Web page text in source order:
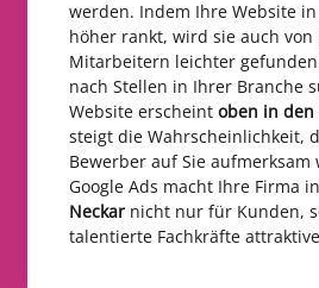
werden. Indem Ihre Website
höher rankt, wird sie auch
Mitarbeitern leichter
nach Stellen in Ihrer Branche
Website erscheint oben in den
steigt die Wahrscheinlichkeit,
Bewerber auf Sie aufmerksam
Google Ads macht Ihre Firma in
Neckar nicht nur für Kunden,
talentierte Fachkräfte